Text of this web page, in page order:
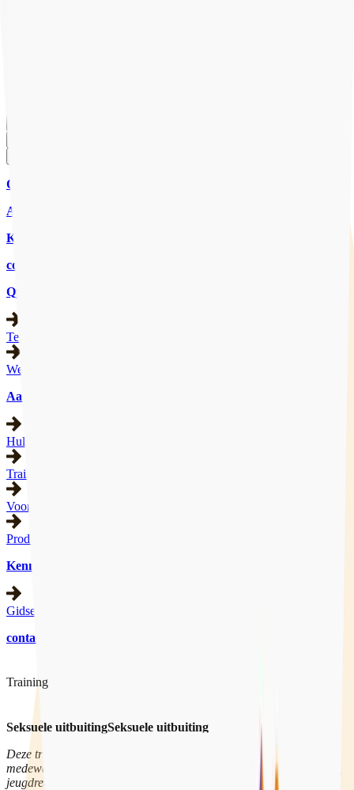
Qpido
Aanbod
Kennisbank
contact
Qpido
Team & expertise
Werkgebied
Aanbod
Hulpverlening
Trainingen
Voorlichting
Producten
Kennisbank
Gidsen
contact
Training
Seksuele uitbuitingSeksuele uitbuiting
Deze training is voor professionals die met jongeren werken, zoals
medewerkers in de jeugdzorg, jeugdpsychiatrie, jeugdbescherming,
jeugdreclassering en pleegzorg.